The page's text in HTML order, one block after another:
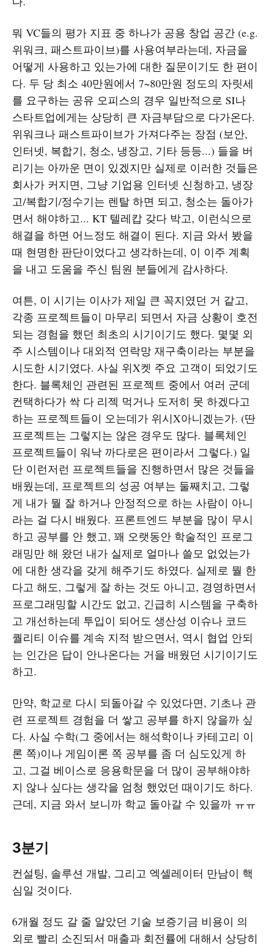
뭐 VC들의 평가 지표 중 하나가 공용 창업 공간 (e.g.
위워크, 패스트파이브)를 사용여부라는데, 자금을
어떻게 사용하고 있는가에 대한 질문이기도 한 편이
다. 두 당 최소 40만원에서 7~80만원 정도의 자릿세
를 요구하는 공유 오피스의 경우 일반적으로 SI나
스타트업에게는 상당히 큰 자금부담으로 다가온다.
위워크나 패스트파이브가 가져다주는 장점 (보안,
인터넷, 복합기, 청소, 냉장고, 기타 등등...) 들을 버
리기는 아까운 면이 있겠지만 실제로 이러한 것들은
회사가 커지면, 그냥 기업용 인터넷 신청하고, 냉장
고/복합기/정수기는 렌탈 하면 되고, 청소는 돌아가
면서 해야하고... KT 텔레캅 갖다 박고, 이런식으로
해결을 하면 어느정도 해결이 된다. 지금 와서 봤을
때 현명한 판단이었다고 생각하는데, 이 이주 계획
을 내고 도움을 주신 팀원 분들에게 감사하다.
여튼, 이 시기는 이사가 제일 큰 꼭지였던 거 같고,
각종 프로젝트들이 마무리 되면서 자금 상황이 호전
되는 경험을 했던 최초의 시기이기도 했다. 몇몇 외
주 시스템이나 대외적 연락망 재구축이라는 부분을
시도한 시기였다. 사실 위X켓 주요 고객이 되었기도
한다. 블록체인 관련된 프로젝트 중에서 여러 군데
컨택하다가 싹 다 리젝 먹거나 도저히 못 하겠다고
하는 프로젝트들이 오는데가 위시X아니겠는가. (딴
프로젝트는 그렇지는 않은 경우도 많다. 블록체인
프로젝트들이 워낙 까다로은 편이라서 그렇다.) 일
단 이런저런 프로젝트들을 진행하면서 많은 것들을
배웠는데, 프로젝트의 성공 여부는 둘째치고, 그렇
게 내가 뭘 잘 하거나 안정적으로 하는 사람이 아니
라는 걸 다시 배웠다. 프론트엔드 부분을 많이 무시
하고 공부를 안 했고, 꽤 오랫동안 학술적인 프로그
래밍만 해 왔던 내가 실제로 얼마나 쓸모 없었는가
에 대한 생각을 갖게 해주기도 하였다. 실제로 뭘 한
다고 해도, 그렇게 잘 하는 것도 아니고, 경영하면서
프로그래밍할 시간도 없고, 긴급히 시스템을 구축하
고 개선하는데 투입이 되어도 생산성 이슈나 코드
퀄리티 이슈를 계속 지적 받으면서, 역시 협업 안되
는 인간은 답이 안나온다는 거을 배웠던 시기이기도
하고.
만약, 학교로 다시 되돌아갈 수 있었다면, 기초나 관
련 프로젝트 경험을 더 쌓고 공부를 하지 않을까 싶
다. 사실 수학(그 중에서는 해석학이나 카테고리 이
론 쪽)이나 게임이론 쪽 공부를 좀 더 심도있게 하
고, 그걸 베이스로 응용학문을 더 많이 공부해야하
지 않나 싶다는 생각을 엄청 했었던 때이기도 하다.
근데, 지금 와서 보니까 학교 돌아갈 수 있을까 ㅠㅠ
3분기
컨설팅, 솔루션 개발, 그리고 엑셀레이터 만남이 핵
심일 것이다.
6개월 정도 갈 줄 알았던 기술 보증기금 비용이 의
외로 빨리 소진되서 매출과 회전률에 대해서 상당히